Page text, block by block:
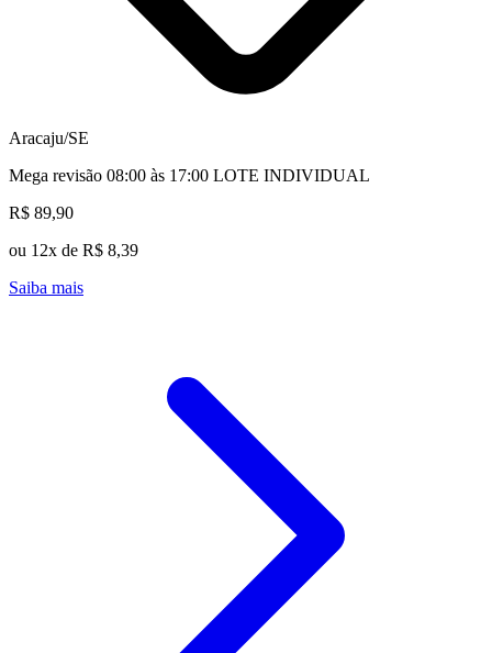
Aracaju/SE
Mega revisão 08:00 às 17:00 LOTE INDIVIDUAL
R$ 89,90
ou 12x de R$ 8,39
Saiba mais